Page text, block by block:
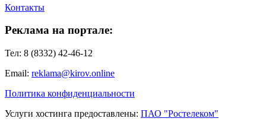
Контакты
Реклама на портале:
Тел: 8 (8332) 42-46-12
Email: reklama@kirov.online
Политика конфиденциальности
Услуги хостинга предоставлены: ПАО "Ростелеком"